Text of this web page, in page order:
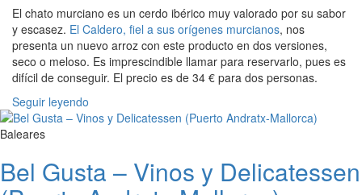
El chato murciano es un cerdo ibérico muy valorado por su sabor
y escasez. El Caldero, fiel a sus orígenes murcianos, nos
presenta un nuevo arroz con este producto en dos versiones,
seco o meloso. Es imprescindible llamar para reservarlo, pues es
difícil de conseguir. El precio es de 34 € para dos personas.
Seguir leyendo
Baleares
Bel Gusta – Vinos y Delicatessen